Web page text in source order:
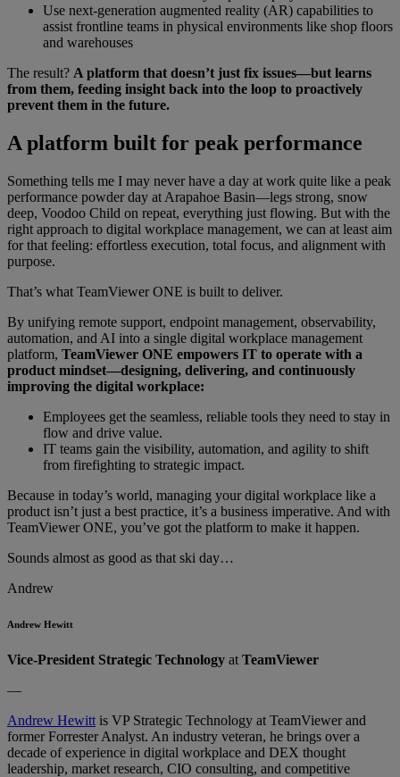
Use next-generation augmented reality (AR) capabilities to
assist frontline teams in physical environments like shop floors
and warehouses
The result? A platform that doesn’t just fix issues—but learns
from them, feeding insight back into the loop to proactively
prevent them in the future.
A platform built for peak performance
Something tells me I may never have a day at work quite like a peak
performance powder day at Arapahoe Basin—legs strong, snow
deep, Voodoo Child on repeat, everything just flowing. But with the
right approach to digital workplace management, we can at least aim
for that feeling: effortless execution, total focus, and alignment with
purpose.
That’s what TeamViewer ONE is built to deliver.
By unifying remote support, endpoint management, observability,
automation, and AI into a single digital workplace management
platform, TeamViewer ONE empowers IT to operate with a
product mindset—designing, delivering, and continuously
improving the digital workplace:
Employees get the seamless, reliable tools they need to stay in
flow and drive value.
IT teams gain the visibility, automation, and agility to shift
from firefighting to strategic impact.
Because in today’s world, managing your digital workplace like a
product isn’t just a best practice, it’s a business imperative. And with
TeamViewer ONE, you’ve got the platform to make it happen.
Sounds almost as good as that ski day…
Andrew
Andrew Hewitt
Vice-President Strategic Technology at TeamViewer
—
Andrew Hewitt is VP Strategic Technology at TeamViewer and
former Forrester Analyst. An industry veteran, he brings over a
decade of experience in digital workplace and DEX thought
leadership, market research, CIO consulting, and competitive